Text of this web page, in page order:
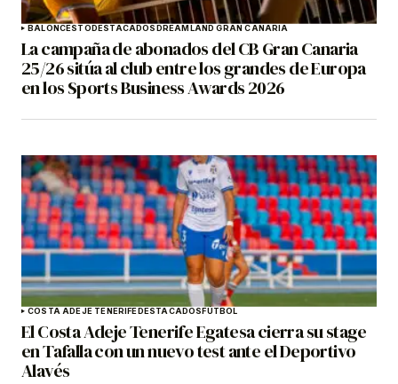
BALONCESTODESTACADOSDREAMLAND GRAN CANARIA
La campaña de abonados del CB Gran Canaria
25/26 sitúa al club entre los grandes de Europa
en los Sports Business Awards 2026
COSTA ADEJE TENERIFEDESTACADOSFÚTBOL
El Costa Adeje Tenerife Egatesa cierra su stage
en Tafalla con un nuevo test ante el Deportivo
Alavés